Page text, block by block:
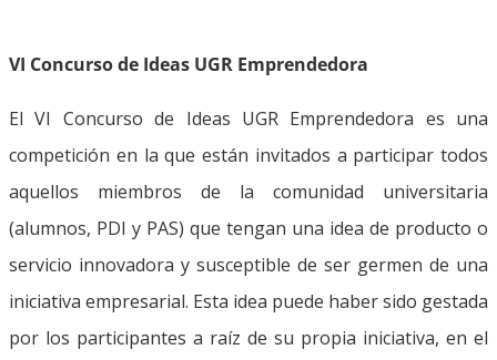
VI Concurso de Ideas UGR Emprendedora
El VI Concurso de Ideas UGR Emprendedora es una
competición en la que están invitados a participar todos
aquellos miembros de la comunidad universitaria
(alumnos, PDI y PAS) que tengan una idea de producto o
servicio innovadora y susceptible de ser germen de una
iniciativa empresarial. Esta idea puede haber sido gestada
por los participantes a raíz de su propia iniciativa, en el